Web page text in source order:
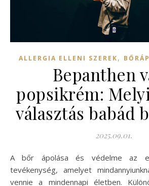
ALLERGIA ELLENI SZEREK,
Bepanthen
popsikrém:
választás babád
2025.09.01.
A bőr ápolása és védelme az egyik legfontosabb
tevékenység, amelyet
vennie a mindennapi életben.